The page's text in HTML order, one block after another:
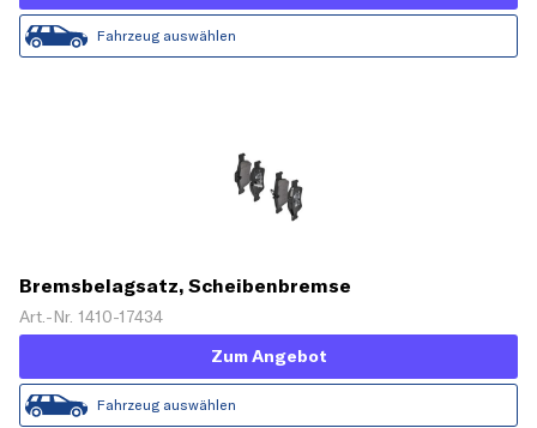
Fahrzeug auswählen
Bremsbelagsatz, Scheibenbremse
Art.-Nr. 1410-17434
Zum Angebot
Fahrzeug auswählen